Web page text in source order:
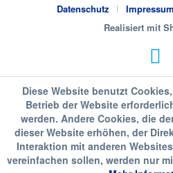
Datenschutz
Impressum
Realisiert mit
Diese Website benutzt
Betrieb der Website
werden. Andere Cookies, die
dieser Website erhöhen, der
Interaktion mit anderen
vereinfachen sollen, werden nur